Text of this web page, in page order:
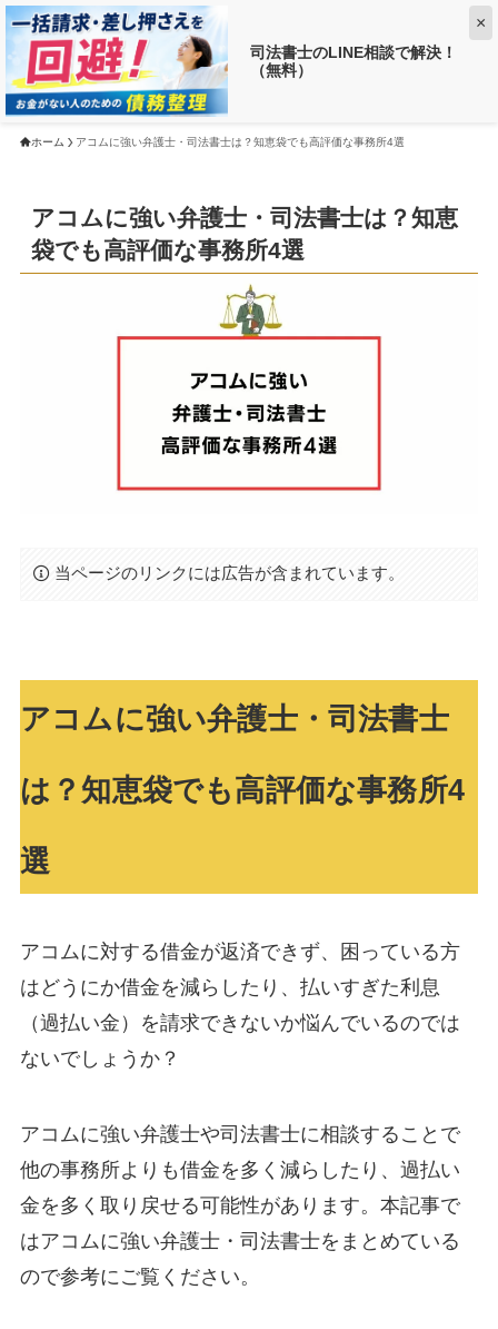
司法書士のLINE相談で解決！
（無料）
×
【返済がお得に!?】 借金がいくら減るか調べる ➡
ホーム アコムに強い弁護士・司法書士は？知恵袋でも高評価な事務所4選
アコムに強い弁護士・司法書士は？知恵
袋でも高評価な事務所4選
当ページのリンクには広告が含まれています。
アコムに強い弁護士・司法書士
は？知恵袋でも高評価な事務所4
選
アコムに対する借金が返済できず、困っている方
はどうにか借金を減らしたり、払いすぎた利息
（過払い金）を請求できないか悩んでいるのでは
ないでしょうか？
アコムに強い弁護士や司法書士に相談することで
他の事務所よりも借金を多く減らしたり、過払い
金を多く取り戻せる可能性があります。本記事で
はアコムに強い弁護士・司法書士をまとめている
ので参考にご覧ください。